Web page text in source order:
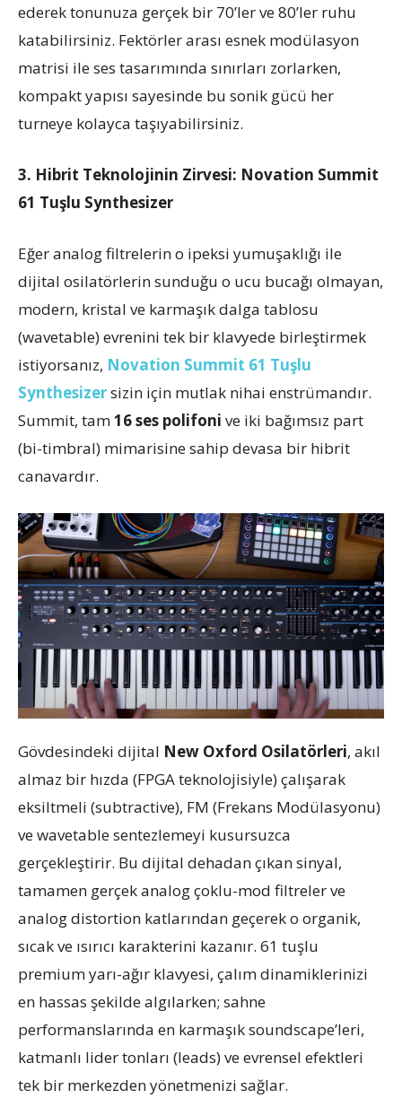
ederek tonunuza gerçek bir 70’ler ve 80’ler ruhu
katabilirsiniz. Fektörler arası esnek modülasyon
matrisi ile ses tasarımında sınırları zorlarken,
kompakt yapısı sayesinde bu sonik gücü her
turneye kolayca taşıyabilirsiniz.
3. Hibrit Teknolojinin Zirvesi: Novation Summit
61 Tuşlu Synthesizer
Eğer analog filtrelerin o ipeksi yumuşaklığı ile
dijital osilatörlerin sunduğu o ucu bucağı olmayan,
modern, kristal ve karmaşık dalga tablosu
(wavetable) evrenini tek bir klavyede birleştirmek
istiyorsanız, Novation Summit 61 Tuşlu
Synthesizersizin için mutlak nihai enstrümandır.
Summit, tam16 ses polifoni ve iki bağımsız part
(bi-timbral) mimarisine sahip devasa bir hibrit
canavardır.
Gövdesindeki dijital New Oxford Osilatörleri, akıl
almaz bir hızda (FPGA teknolojisiyle) çalışarak
eksiltmeli (subtractive), FM (Frekans Modülasyonu)
ve wavetable sentezlemeyi kusursuzca
gerçekleştirir. Bu dijital dehadan çıkan sinyal,
tamamen gerçek analog çoklu-mod filtreler ve
analog distortion katlarından geçerek o organik,
sıcak ve ısırıcı karakterini kazanır. 61 tuşlu
premium yarı-ağır klavyesi, çalım dinamiklerinizi
en hassas şekilde algılarken; sahne
performanslarında en karmaşık soundscape’leri,
katmanlı lider tonları (leads) ve evrensel efektleri
tek bir merkezden yönetmenizi sağlar.